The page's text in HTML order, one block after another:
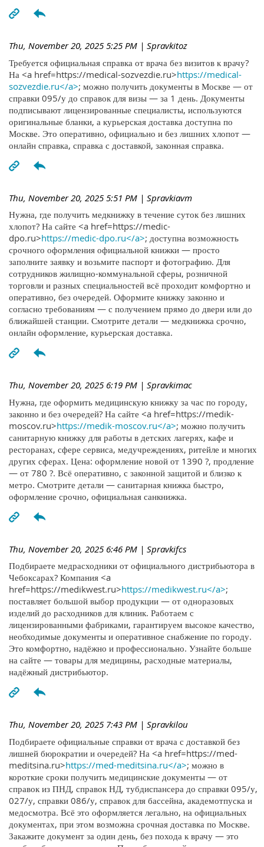
Thu, November 20, 2025 5:25 PM | Spravkitoz
Требуется официальная справка от врача без визитов к врачу?
На <a href=https://medical-sozvezdie.ru>https://medical-
sozvezdie.ru</a>; можно получить документы в Москве — от
справки 095/у до справок для визы — за 1 день. Документы
подписывают лицензированные специалисты, используются
оригинальные бланки, а курьерская доставка доступна по
Москве. Это оперативно, официально и без лишних хлопот —
онлайн справка, справка с доставкой, законная справка.
Thu, November 20, 2025 5:51 PM | Spravkiavm
Нужна, где получить медкнижку в течение суток без лишних
хлопот? На сайте <a href=https://medic-
dpo.ru>https://medic-dpo.ru</a>; доступна возможность
срочного оформления официальной книжки — просто
заполните заявку и возьмите паспорт и фотографию. Для
сотрудников жилищно-коммунальной сферы, розничной
торговли и разных специальностей всё проходит комфортно и
оперативно, без очередей. Оформите книжку законно и
согласно требованиям — с получением прямо до двери или до
ближайшей станции. Смотрите детали — медкнижка срочно,
онлайн оформление, курьерская доставка.
Thu, November 20, 2025 6:19 PM | Spravkimac
Нужна, где оформить медицинскую книжку за час по городу,
законно и без очередей? На сайте <a href=https://medik-
moscov.ru>https://medik-moscov.ru</a>; можно получить
санитарную книжку для работы в детских лагерях, кафе и
ресторанах, сфере сервиса, медучреждениях, ритейле и многих
других сферах. Цена: оформление новой от 1390 ?, продление
— от 780 ?. Всё оперативно, с законной защитой и близко к
метро. Смотрите детали — санитарная книжка быстро,
оформление срочно, официальная санкнижка.
Thu, November 20, 2025 6:46 PM | Spravkifcs
Подбираете медрасходники от официального дистрибьютора в
Чебоксарах? Компания <a
href=https://medikwest.ru>https://medikwest.ru</a>;
поставляет большой выбор продукции — от одноразовых
изделий до расходников для клиник. Работаем с
лицензированными фабриками, гарантируем высокое качество,
необходимые документы и оперативное снабжение по городу.
Это комфортно, надёжно и профессионально. Узнайте больше
на сайте — товары для медицины, расходные материалы,
надёжный дистрибьютор.
Thu, November 20, 2025 7:43 PM | Spravkilou
Подбираете официальные справки от врача с доставкой без
лишней бюрократии и очередей? На <a href=https://med-
meditsina.ru>https://med-meditsina.ru</a>; можно в
короткие сроки получить медицинские документы — от
справок из ПНД, справок НД, тубдиспансера до справки 095/у,
027/у, справки 086/у, справок для бассейна, академотпуска и
медосмотра. Всё это оформляется легально, на официальных
документах, при этом возможна срочная доставка по Москве.
Закажите документ за один день, без похода к врачу — это